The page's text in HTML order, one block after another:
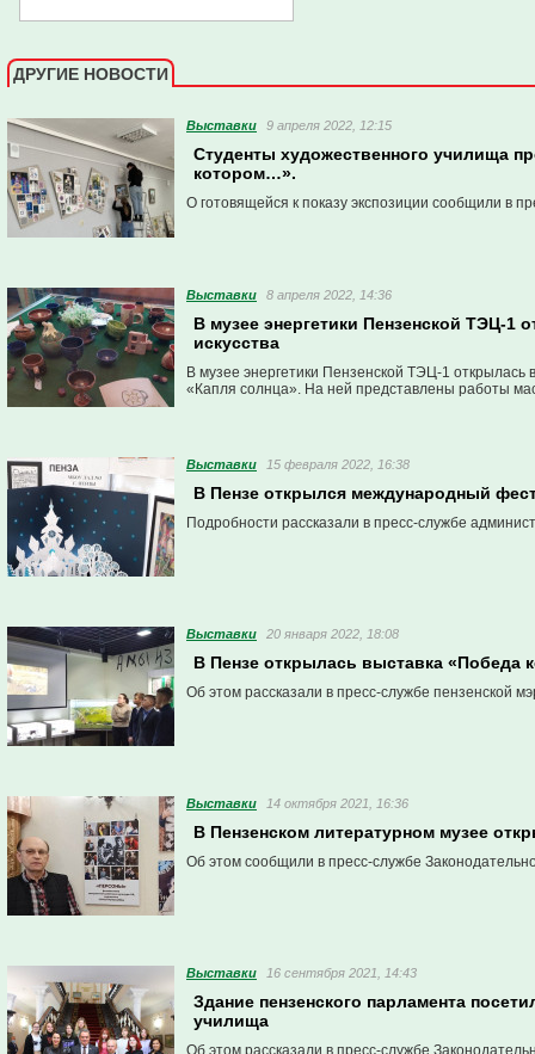
ДРУГИЕ НОВОСТИ
Выставки 9 апреля 2022, 12:15
Студенты художественного училища
котором…».
О готовящейся к показу экспозиции сообщили в
Выставки 8 апреля 2022, 14:36
В музее энергетики Пензенской ТЭЦ-1
искусства
В музее энергетики Пензенской ТЭЦ-1 открылась
«Капля солнца». На ней представлены работы
Выставки 15 февраля 2022, 16:38
В Пензе открылся международный
Подробности рассказали в пресс-службе
Выставки 20 января 2022, 18:08
В Пензе открылась выставка «Победа
Об этом рассказали в пресс-службе пензенской
Выставки 14 октября 2021, 16:36
В Пензенском литературном музее
Об этом сообщили в пресс-службе
Выставки 16 сентября 2021, 14:43
Здание пензенского парламента
училища
Об этом рассказали в пресс-службе